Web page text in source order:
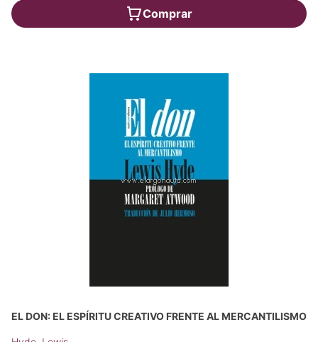
Comprar
EL DON: EL ESPÍRITU CREATIVO FRENTE AL MERCANTILISMO